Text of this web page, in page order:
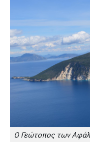
Ο Γεώτοπος των